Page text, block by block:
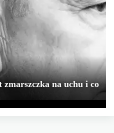
na uchu i co